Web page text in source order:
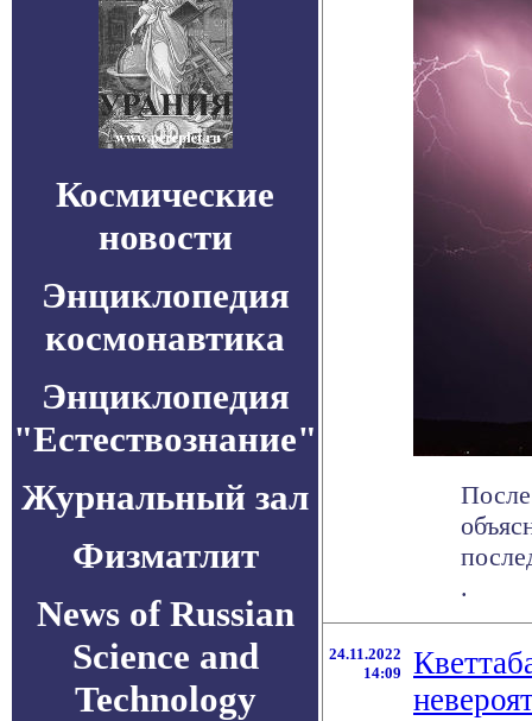
Космические
новости
Энциклопедия
космонавтика
Энциклопедия
"Естествознание"
Журнальный зал
Физматлит
News of Russian
Science and
Technology
.
24.11.2022
14:09